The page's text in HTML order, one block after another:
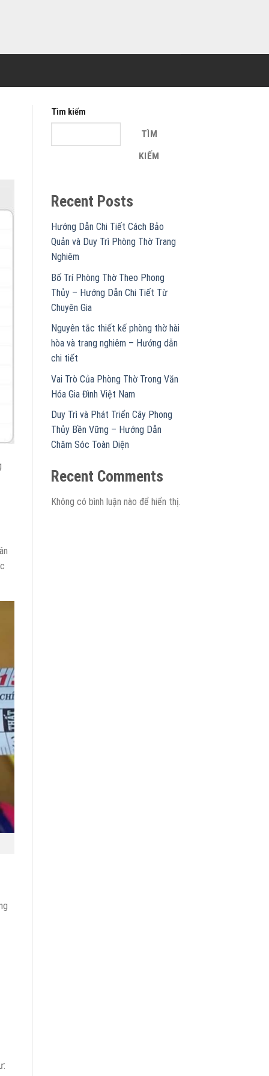
Tìm kiếm
TÌM
KIẾM
Recent Posts
Hướng Dẫn Chi Tiết Cách Bảo
Quản và Duy Trì Phòng Thờ Trang
Nghiêm
Bố Trí Phòng Thờ Theo Phong
Thủy – Hướng Dẫn Chi Tiết Từ
Chuyên Gia
Nguyên tắc thiết kế phòng thờ hài
hòa và trang nghiêm – Hướng dẫn
chi tiết
Vai Trò Của Phòng Thờ Trong Văn
Hóa Gia Đình Việt Nam
Duy Trì và Phát Triển Cây Phong
Thủy Bền Vững – Hướng Dẫn
Chăm Sóc Toàn Diện
Recent Comments
Không có bình luận nào để hiển thị.